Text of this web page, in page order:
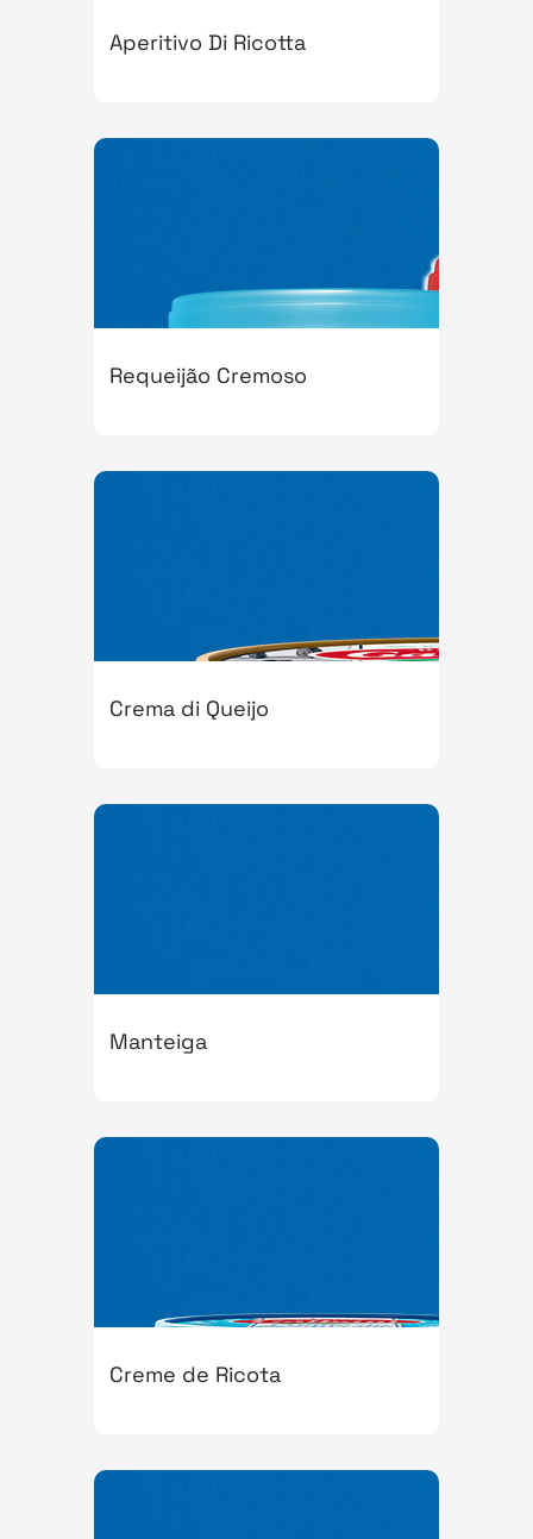
Aperitivo Di Ricotta
Requeijão Cremoso
Crema di Queijo
Manteiga
Creme de Ricota